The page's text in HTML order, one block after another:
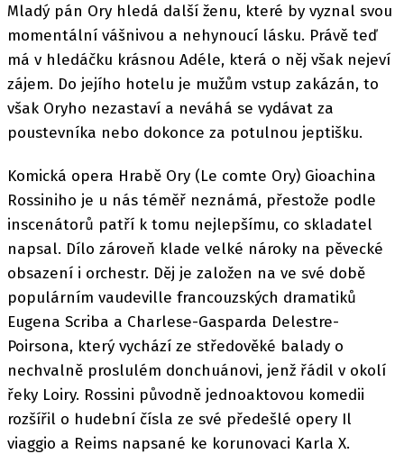
Mladý pán Ory hledá další ženu, které by vyznal svou
momentální vášnivou a nehynoucí lásku. Právě teď
má v hledáčku krásnou Adéle, která o něj však nejeví
zájem. Do jejího hotelu je mužům vstup zakázán, to
však Oryho nezastaví a neváhá se vydávat za
poustevníka nebo dokonce za potulnou jeptišku.
Komická opera Hrabě Ory (Le comte Ory) Gioachina
Rossiniho je u nás téměř neznámá, přestože podle
inscenátorů patří k tomu nejlepšímu, co skladatel
napsal. Dílo zároveň klade velké nároky na pěvecké
obsazení i orchestr. Děj je založen na ve své době
populárním vaudeville francouzských dramatiků
Eugena Scriba a Charlese-Gasparda Delestre-
Poirsona, který vychází ze středověké balady o
nechvalně proslulém donchuánovi, jenž řádil v okolí
řeky Loiry. Rossini původně jednoaktovou komedii
rozšířil o hudební čísla ze své předešlé opery Il
viaggio a Reims napsané ke korunovaci Karla X.